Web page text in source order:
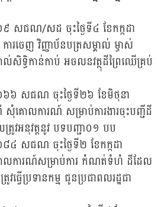
សជណ/សដ ចុះថ្ងៃទី៤ ខែកក្កដា
ារចេញ វិញ្ញាប័នបត្រសម្គាល់ ម្ចាស់
សិទ្ធិកាន់កាប់ អចលនវត្ថុដីព្រៃឈើគ្រប់
៦ សជណ ចុះថ្ងៃទី២៦ ខែមិថុនា
ោលការណ៍ សម្រាប់ការងារចុះបញ្ជីដី
រូវអនុវត្តនូវ បទបញ្ជា០១ បប
សជណ ចុះថ្ងៃទី២ ខែកក្កដា
ការណ៍សម្រាប់ការ កំណត់ទំហំ ដីដែល
ធ្វើប្រទានកម្ម ជូនប្រជាពលរដ្ឋជា